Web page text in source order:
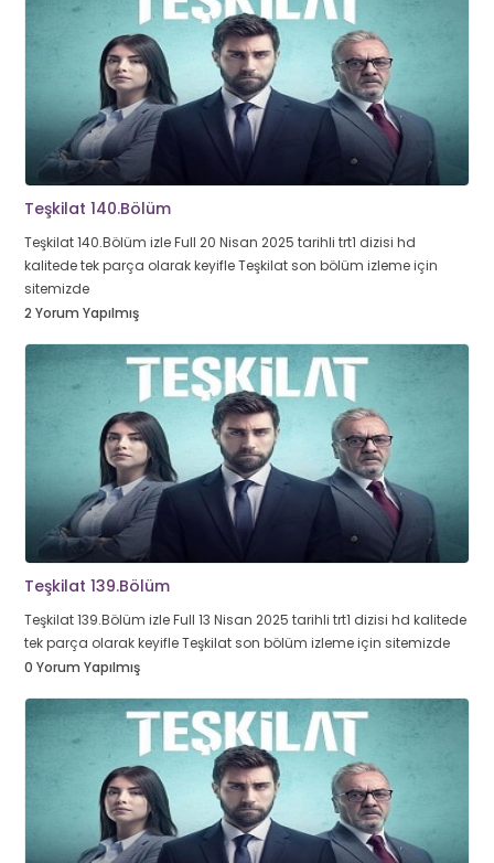
Teşkilat 140.Bölüm
Teşkilat 140.Bölüm izle Full 20 Nisan 2025 tarihli trt1 dizisi hd
kalitede tek parça olarak keyifle Teşkilat son bölüm izleme için
sitemizde
2 Yorum Yapılmış
Teşkilat 139.Bölüm
Teşkilat 139.Bölüm izle Full 13 Nisan 2025 tarihli trt1 dizisi hd kalitede
tek parça olarak keyifle Teşkilat son bölüm izleme için sitemizde
0 Yorum Yapılmış